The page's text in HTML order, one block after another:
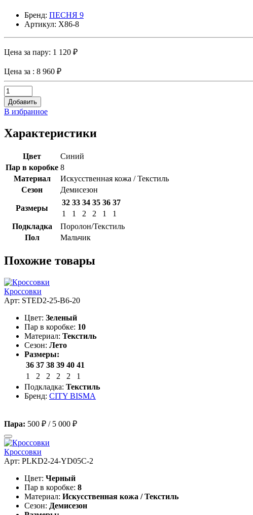
Бренд: ПЕСНЯ 9
Артикул: X86-8
Цена за пару: 1 120 ₽
Цена за : 8 960 ₽
Добавить
В избранное
Характеристики
Цвет
Синий
Пар в коробке 8
Материал
Искусственная кожа / Текстиль
Сезон
Демисезон
Размеры
32 33 34 35 36 37
1
1 2 2 1
1
Подкладка
Поролон/Текстиль
Пол
Мальчик
Похожие товары
Кроссовки
Арт: STED2-25-B6-20
Цвет: Зеленый
Пар в коробке: 10
Материал: Текстиль
Сезон: Лето
Размеры:
36 37 38 39 40 41
1
2 2 2 2
1
Подкладка: Текстиль
Бренд: CITY BISMA
Пара: 500 ₽ / 5 000 ₽
Кроссовки
Арт: PLKD2-24-YD05C-2
Цвет: Черный
Пар в коробке: 8
Материал: Искусственная кожа / Текстиль
Сезон: Демисезон